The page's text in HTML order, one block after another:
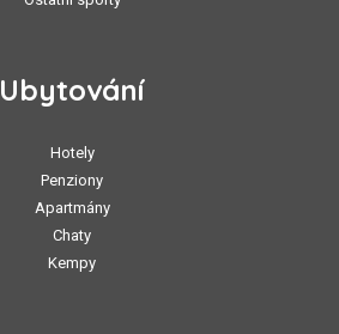
Ubytování
Hotely
Penziony
Apartmány
Chaty
Kempy